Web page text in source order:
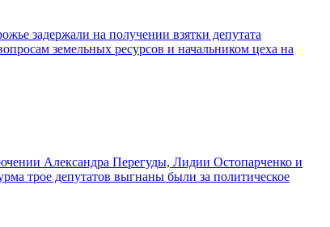
задержали на получении взятки депутата
земельных ресурсов и начальником цеха на
Александра Перегуды, Лидии Остопарченко и
трое депутатов выгнаны были за политическое